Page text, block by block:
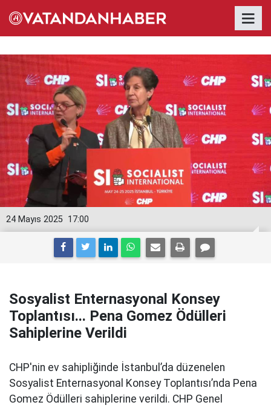
17:00
24 Mayıs 2025
Sosyalist Enternasyonal Konsey
Toplantısı... Pena Gomez Ödülleri
Sahiplerine Verildi
CHP'nin ev sahipliğinde İstanbul’da düzenelen
Sosyalist Enternasyonal Konsey Toplantısı’nda Pena
Gomez Ödülleri sahiplerine verildi. CHP Genel